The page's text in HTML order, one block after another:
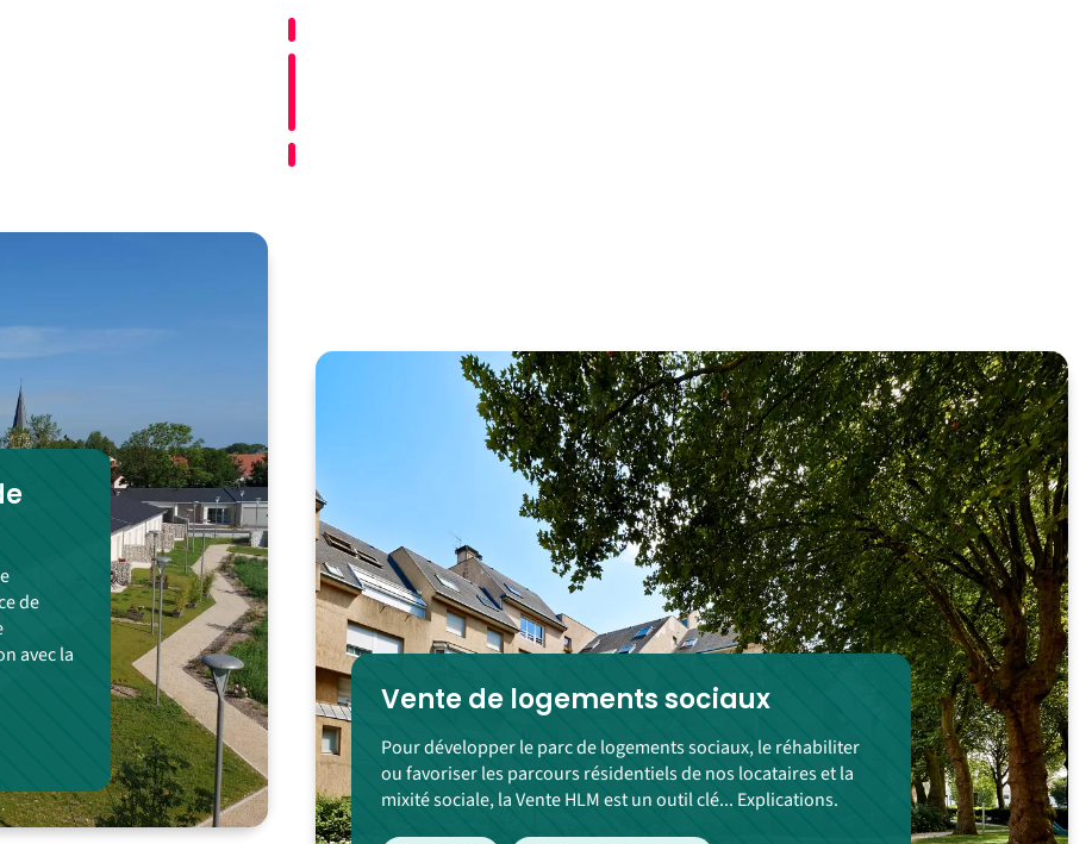
de
avec la
Vente de logements sociaux
Pour développer le parc de logements sociaux, le réhabiliter
ou favoriser les parcours résidentiels de nos locataires et la
mixité sociale, la Vente HLM est un outil clé... Explications.